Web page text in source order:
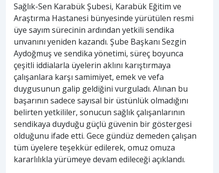
Sağlık-Sen Karabük Şubesi, Karabük Eğitim ve
Araştırma Hastanesi bünyesinde yürütülen resmi
üye sayım sürecinin ardından yetkili sendika
unvanını yeniden kazandı. Şube Başkanı Sezgin
Aydoğmuş ve sendika yönetimi, süreç boyunca
çeşitli iddialarla üyelerin aklını karıştırmaya
çalışanlara karşı samimiyet, emek ve vefa
duygusunun galip geldiğini vurguladı. Alınan bu
başarının sadece sayısal bir üstünlük olmadığını
belirten yetkililer, sonucun sağlık çalışanlarının
sendikaya duyduğu güçlü güvenin bir göstergesi
olduğunu ifade etti. Gece gündüz demeden çalışan
tüm üyelere teşekkür edilerek, omuz omuza
kararlılıkla yürümeye devam edileceği açıklandı.